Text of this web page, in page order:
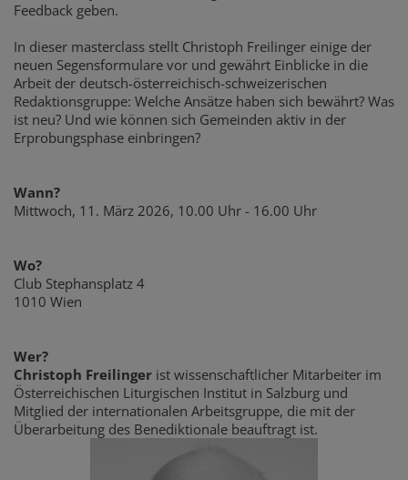
Feedback geben.
In dieser masterclass stellt Christoph Freilinger einige der
neuen Segensformulare vor und gewährt Einblicke in die
Arbeit der deutsch-österreichisch-schweizerischen
Redaktionsgruppe: Welche Ansätze haben sich bewährt? Was
ist neu? Und wie können sich Gemeinden aktiv in der
Erprobungsphase einbringen?
Wann?
Mittwoch, 11. März 2026, 10.00 Uhr - 16.00 Uhr
Wo?
Club Stephansplatz 4
1010 Wien
Wer?
Christoph Freilinger ist wissenschaftlicher Mitarbeiter im
Österreichischen Liturgischen Institut in Salzburg und
Mitglied der internationalen Arbeitsgruppe, die mit der
Überarbeitung des Benediktionale beauftragt ist.